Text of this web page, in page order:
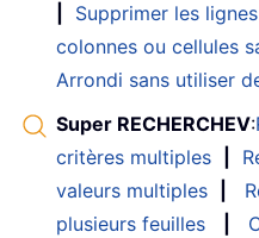
Supprimer les
colonnes ou cellules
Arrondi sans utiliser
Super RECHERCHEV:
critères multiples
valeurs multiples
plusieurs feuilles